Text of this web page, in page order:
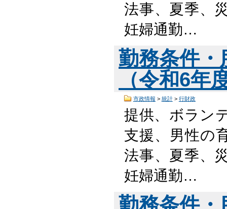
法事、夏季、
妊婦通勤…
勤務条件
（令和6
市政情報 > 統計> 行財政
提供、ボラン
支援、男性の
法事、夏季、
妊婦通勤…